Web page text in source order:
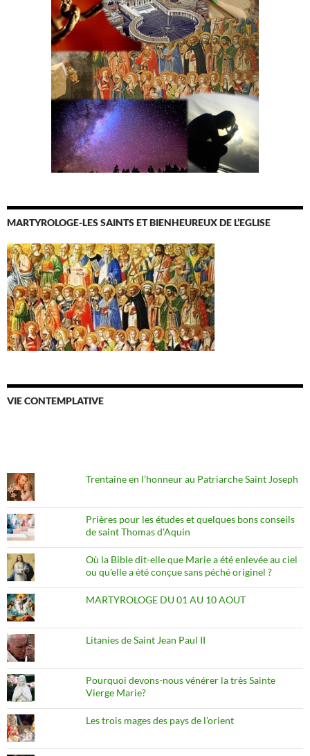
MARTYROLOGE-LES SAINTS ET BIENHEUREUX DE L’EGLISE
VIE CONTEMPLATIVE
Trentaine en l’honneur au Patriarche Saint Joseph
Prières pour les études et quelques bons conseils
de saint Thomas d'Aquin
Où la Bible dit-elle que Marie a été enlevée au ciel
ou qu'elle a été conçue sans péché originel ?
MARTYROLOGE DU 01 AU 10 AOUT
Litanies de Saint Jean Paul II
Pourquoi devons-nous vénérer la très Sainte
Vierge Marie?
Les trois mages des pays de l'orient